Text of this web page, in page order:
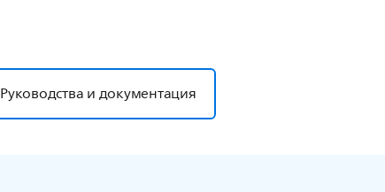
Руководства и документация